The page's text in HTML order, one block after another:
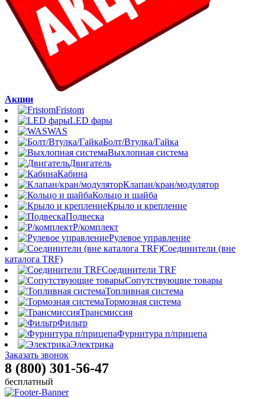
Акции
Fristom
LED фары
WAS
Болт/Втулка/Гайка
Выхлопная система
Двигатель
Кабина
Клапан/кран/модулятор
Кольцо и шайба
Крыло и крепление
Подвеска
Р/комплект
Рулевое управление
Соединители (вне
каталога TRF)
Соединители TRF
Сопутствующие товары
Топливная система
Тормозная система
Трансмиссия
Фильтр
Фурнитура п/прицепа
Электрика
Заказать звонок
8 (800) 301-56-47
бесплатный